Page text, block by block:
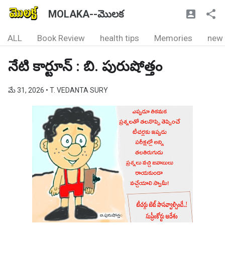
MOLAKA--మొలక
ALL Book Review health tips Memories new
నేటి కార్టూన్ : బి. పురుషోత్తం
మే 31, 2026 • T. VEDANTA SURY